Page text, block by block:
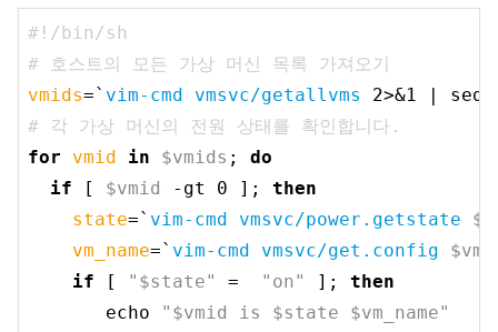
#!/bin/sh
# 호스트의 모든 가상 머신 목록 가져오기
vmids=` vim-cmd vmsvc/getallvms 2>&1 | sed
# 각 가상 머신의 전원 상태를 확인합니다.
for
vmid in $vmids ; do
if [ $vmid -gt 0 ]; then
state=` vim-cmd vmsvc/power.getstate
vm_name=` vim-cmd vmsvc/get.config $vm
if [ " $state" = "on" ]; then
echo
" $vmid is $state $vm_name"